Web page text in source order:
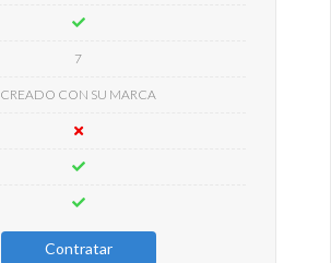
7
CREADO CON SU MARCA
Contratar